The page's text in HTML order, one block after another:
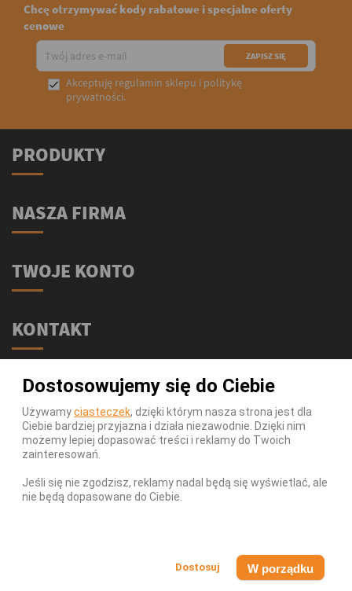
Chcę otrzymywać kody rabatowe i specjalne oferty
cenowe
 Akceptuję regulamin sklepu i politykę
prywatności.
Dostosowujemy się do Ciebie
Używamyciasteczek, dzięki którym nasza strona jest dla
Ciebie bardziej przyjazna i działa niezawodnie. Dzięki nim
możemy lepiej dopasować treści i reklamy do Twoich
zainteresowań.
Jeśli się nie zgodzisz, reklamy nadal będą się wyświetlać, ale
nie będą dopasowane do Ciebie.
W porządku
PRODUKTY
NASZA FIRMA
TWOJE KONTO
KONTAKT
ul. Stołeczna 2/lok 102
15-879 Białystok
Telefon:
539 111 590
Infolinia:Pn-Pt 9-17
E-mail:
info@swiatsupli.pl